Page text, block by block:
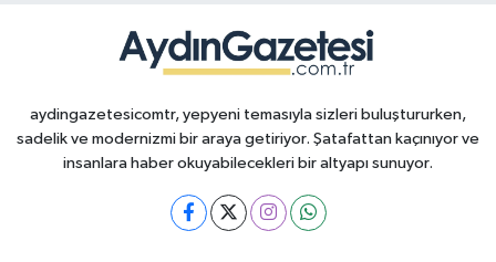
aydingazetesicomtr, yepyeni temasıyla sizleri buluştururken,
sadelik ve modernizmi bir araya getiriyor. Şatafattan kaçınıyor ve
insanlara haber okuyabilecekleri bir altyapı sunuyor.